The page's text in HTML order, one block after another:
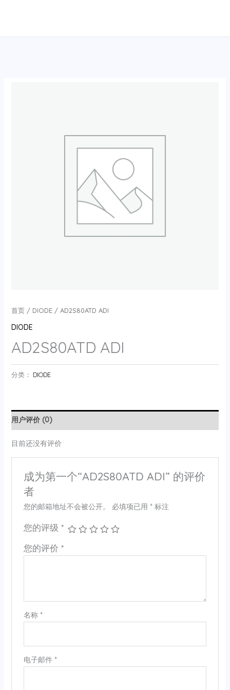
首页/ DIODE/ AD2S80ATD ADI
DIODE
AD2S80ATD ADI
分类： DIODE
用户评价 (0)
目前还没有评价
成为第一个“AD2S80ATD ADI” 的评价
者
您的邮箱地址不会被公开。 必填项已用 *标注
您的评级 *
您的评价 *
名称 *
电子邮件 *